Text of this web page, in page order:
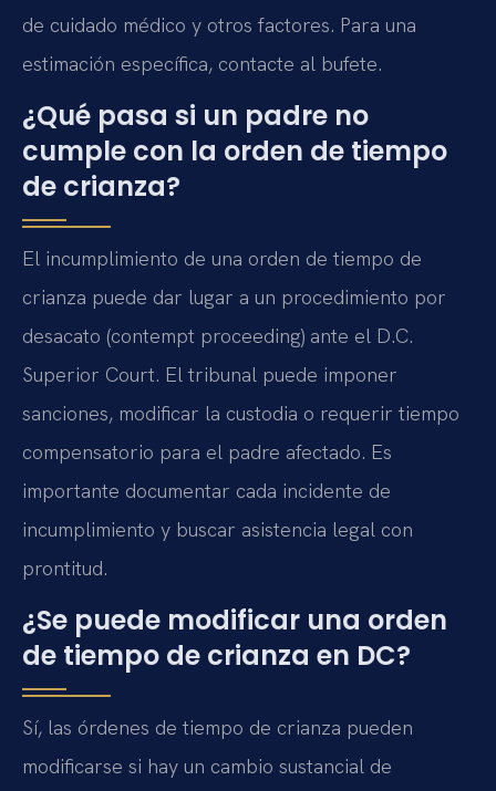
de cuidado médico y otros factores. Para una
estimación específica, contacte al bufete.
¿Qué pasa si un padre no
cumple con la orden de tiempo
de crianza?
El incumplimiento de una orden de tiempo de
crianza puede dar lugar a un procedimiento por
desacato (contempt proceeding) ante el D.C.
Superior Court. El tribunal puede imponer
sanciones, modificar la custodia o requerir tiempo
compensatorio para el padre afectado. Es
importante documentar cada incidente de
incumplimiento y buscar asistencia legal con
prontitud.
¿Se puede modificar una orden
de tiempo de crianza en DC?
Sí, las órdenes de tiempo de crianza pueden
modificarse si hay un cambio sustancial de